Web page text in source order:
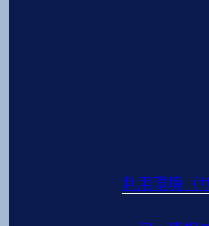
利用環境（